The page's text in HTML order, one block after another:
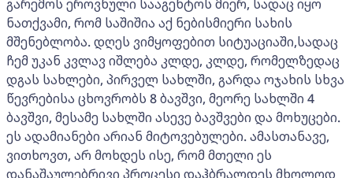
გარემოს ეროვნული სააგენტოს მიერ, სადაც იყო
ნათქვამი, რომ საშიშია აქ ნებისმიერი სახის
მშენებლობა. დღეს ვიმყოფებით სიტუაციაში,სადაც
ჩემ უკან კვლავ იშლება კლდე, კლდე, რომელზედაც
დგას სახლები, პირველ სახლში, გარდა ოჯახის სხვა
წევრებისა ცხოვრობს 8 ბავშვი, მეორე სახლში 4
ბავშვი, მესამე სახლში ასევე ბავშვები და მოხუცები.
ეს ადამიანები არიან მიტოვებულები. ამასთანავე,
ვითხოვთ, არ მოხდეს ისე, რომ მთელი ეს
დანაშაულებრივი პროცესი დაჰბრალდეს მხოლოდ